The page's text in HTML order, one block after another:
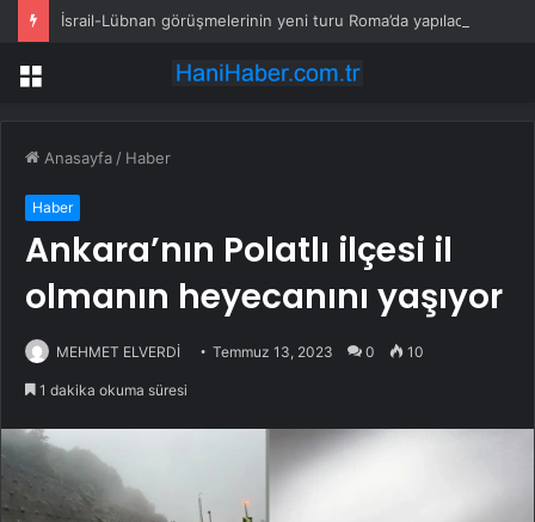
İsrail-Lübnan görüşmelerinin yeni turu Roma’da yapılacak
Menü
Anasayfa / Haber
Haber
Ankara’nın Polatlı ilçesi il
olmanın heyecanını yaşıyor
MEHMET ELVERDİ Temmuz 13, 2023 0 10
1 dakika okuma süresi